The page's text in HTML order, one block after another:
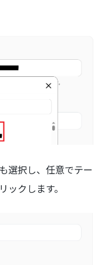
選択し、任意でテー
クします。